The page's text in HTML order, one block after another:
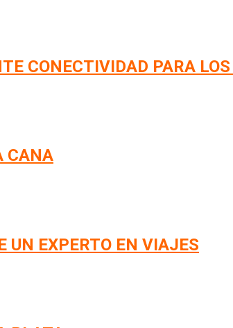
CONECTIVIDAD PARA
CANA
UN EXPERTO EN VIAJES